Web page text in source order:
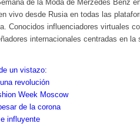
de la Moda de Merzedes Benz
vivo desde Rusia en todas las
Conocidos influenciadores virtuales
internacionales centradas en la
un vistazo:
revolución
Week Moscow
de la corona
influyente